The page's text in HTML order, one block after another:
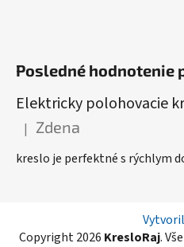
Posledné hodnotenie
Elektricky polohovacie
Hodnotenie produktu je 5 z 5
| Zdena
kreslo je perfektné s rýchlym
Copyright 2026 KresloRaj.